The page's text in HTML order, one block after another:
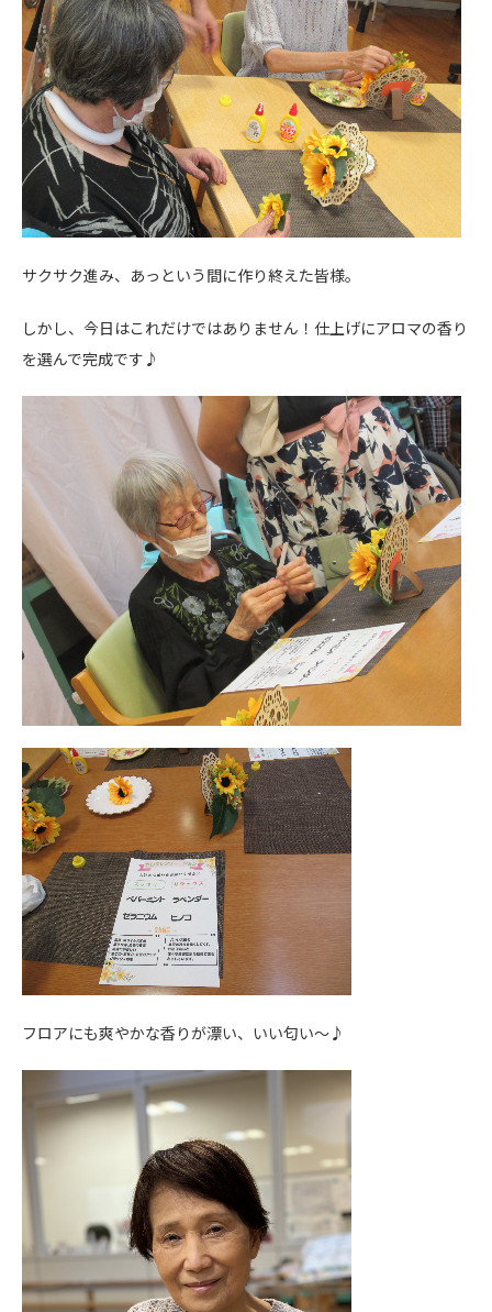
サクサク進み、あっという間に作り終えた皆様。
しかし、今日はこれだけではありません！仕上げにアロマの香り
を選んで完成です♪
フロアにも爽やかな香りが漂い、いい匂い～♪